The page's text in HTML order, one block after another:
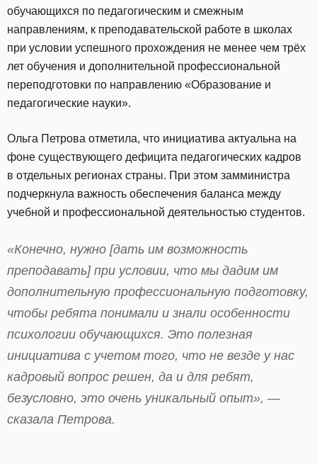
обучающихся по педагогическим и смежным
направлениям, к преподавательской работе в школах
при условии успешного прохождения не менее чем трёх
лет обучения и дополнительной профессиональной
переподготовки по направлению «Образование и
педагогические науки».
Ольга Петрова отметила, что инициатива актуальна на
фоне существующего дефицита педагогических кадров
в отдельных регионах страны. При этом замминистра
подчеркнула важность обеспечения баланса между
учебной и профессиональной деятельностью студентов.
«Конечно, нужно [дать им возможность
преподавать] при условии, что мы дадим им
дополнительную профессиональную подготовку,
чтобы ребята понимали и знали особенности
психологии обучающихся. Это полезная
инициатива с учетом того, что не везде у нас
кадровый вопрос решен, да и для ребят,
безусловно, это очень уникальный опыт», —
сказала Петрова.